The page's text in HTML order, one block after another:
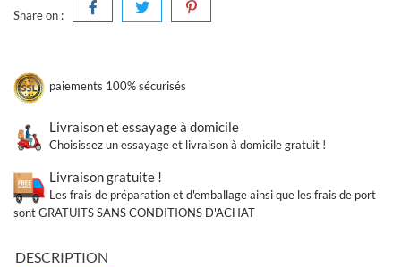
Share on :
paiements 100% sécurisés
Livraison et essayage à domicile
Choisissez un essayage et livraison à domicile gratuit !
Livraison gratuite !
Les frais de préparation et d'emballage ainsi que les frais de port
sont GRATUITS SANS CONDITIONS D'ACHAT
DESCRIPTION